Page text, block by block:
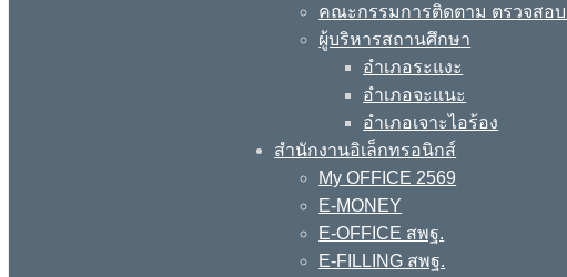
คณะกรรมการติดตาม ตรวจสอ
ผู้บริหารสถานศึกษา
อำเภอระแงะ
อำเภอจะแนะ
อำเภอเจาะไอร้อง
สำนักงานอิเล็กทรอนิกส์
My OFFICE 2569
E-MONEY
E-OFFICE สพฐ.
E-FILLING สพฐ.